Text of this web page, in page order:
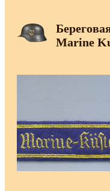
Marine